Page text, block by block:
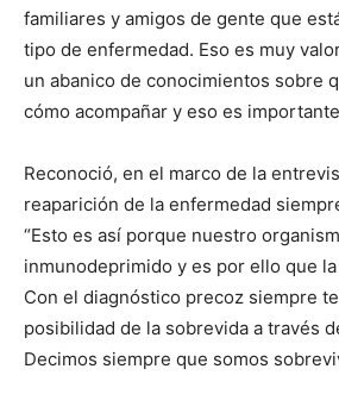
familiares y amigos de gente que
tipo de enfermedad. Eso es muy
un abanico de conocimientos sobre
cómo acompañar y eso es
Reconoció, en el marco de la
reaparición de la enfermedad
“Esto es así porque nuestro
inmunodeprimido y es por ello que
Con el diagnóstico precoz siempre
posibilidad de la sobrevida a través
Decimos siempre que somos